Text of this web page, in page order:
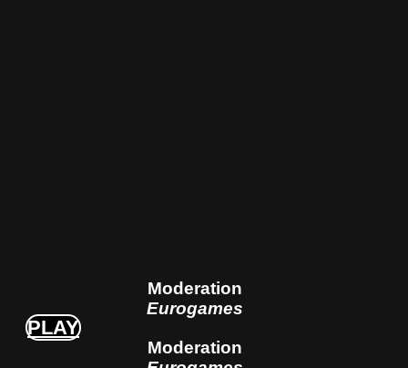
Moderation
Eurogames
PLAY
Moderation